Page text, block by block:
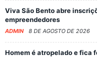
Viva São Bento abre
empreendedores
ADMIN 8 DE AGOSTO DE 2026
Homem é atropelado e fica